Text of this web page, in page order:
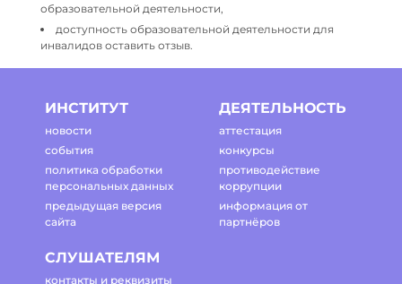
образовательной деятельности,
доступность образовательной деятельности для
инвалидов оставить отзыв.
ИНСТИТУТ
новости
события
политика обработки
персональных данных
предыдущая версия
сайта
ДЕЯТЕЛЬНОСТЬ
аттестация
конкурсы
противодействие
коррупции
информация от
партнёров
СЛУШАТЕЛЯМ
контакты и реквизиты